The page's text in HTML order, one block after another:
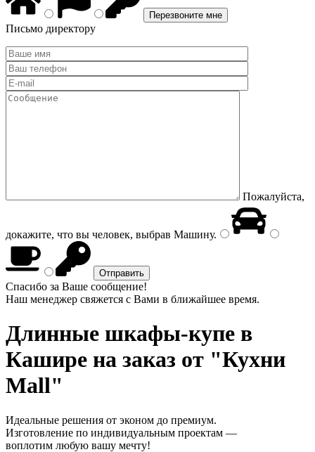
Письмо директору
Пожалуйста,
докажите, что вы человек, выбрав Машину.
Спасибо за Ваше сообщение!
Наш менеджер свяжется с Вами в ближайшее время.
Длинные шкафы-купе в
Кашире на заказ от "Кухни
Mall"
Идеальные решения от эконом до премиум.
Изготовление по индивидуальным проектам —
воплотим любую вашу мечту!